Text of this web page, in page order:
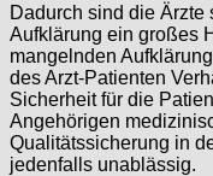
Dadurch sind die Ärzte
Aufklärung ein großes
mangelnden
des Arzt-Patienten
Sicherheit für die
Angehörigen
Qualitätssicherung in
jedenfalls unablässig.